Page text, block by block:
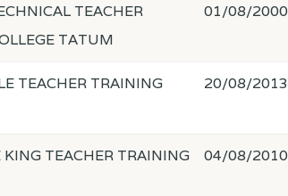
TEACHER
TATUM
01/08/2000
TEACHER TRAINING
20/08/2013
TEACHER TRAINING
04/08/2010